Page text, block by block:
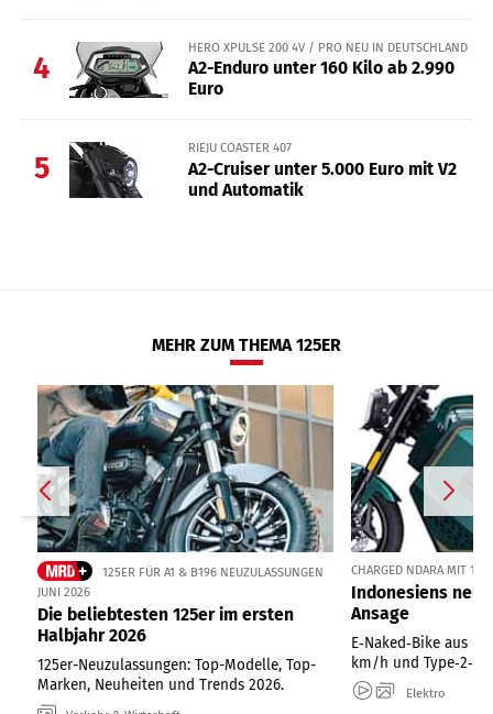
4
HERO XPULSE 200 4V / PRO NEU IN DEUTSCHLAND
A2-Enduro unter 160 Kilo ab 2.990
Euro
5
RIEJU COASTER 407
A2-Cruiser unter 5.000 Euro mit V2
und Automatik
MEHR ZUM THEMA 125ER
125ER FÜR A1 & B196 NEUZULASSUNGEN
JUNI 2026
Die beliebtesten 125er im ersten
Halbjahr 2026
125er-Neuzulassungen: Top-Modelle, Top-
Marken, Neuheiten und Trends 2026.
CHARGED NDARA MIT 11
Indonesiens
Ansage
E‑Naked‑Bike aus
km/h und
Elektro